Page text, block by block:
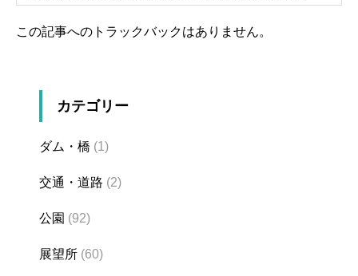
この記事へのトラックバックはありません。
カテゴリー
ダム・橋 (1)
交通・道路 (2)
公園 (92)
展望所 (60)